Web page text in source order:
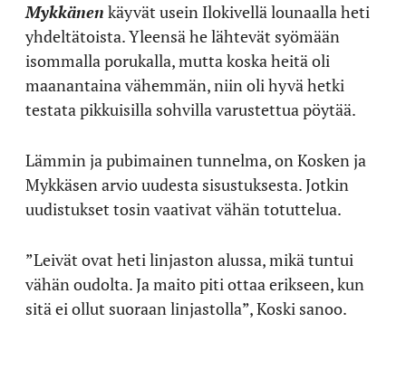
Mykkänen käyvät usein Ilokivellä lounaalla heti
yhdeltätoista. Yleensä he lähtevät syömään
isommalla porukalla, mutta koska heitä oli
maanantaina vähemmän, niin oli hyvä hetki
testata pikkuisilla sohvilla varustettua pöytää.
Lämmin ja pubimainen tunnelma, on Kosken ja
Mykkäsen arvio uudesta sisustuksesta. Jotkin
uudistukset tosin vaativat vähän totuttelua.
”Leivät ovat heti linjaston alussa, mikä tuntui
vähän oudolta. Ja maito piti ottaa erikseen, kun
sitä ei ollut suoraan linjastolla”, Koski sanoo.